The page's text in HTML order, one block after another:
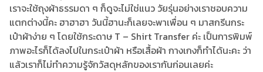
เราจะใช้ถุงผ้าธรรมดา ๆ ก็ดูจะไม่ใช่แนว วัยรุ่นอย่างเราชอบความ
แตกต่างนี้คะ ฮาฮาฮา วันนี้ฮานะก็เลยจะพาเพื่อน ๆ มาสกรีนกระ
เป๋าผ้าง่าย ๆ โดยใช้กระดาษ T – Shirt Transfer ค่ะ เป็นการพิมพ์
ภาพอะไรก็ได้ลงไปในกระเป๋าผ้า หรือเสื้อผ้า กางเกงก็ทำได้นะคะ ว่า
แล้วเราก็ไม่ทำความรู้จักวัสดุหลักของเรากันก่อนเลยค่ะ